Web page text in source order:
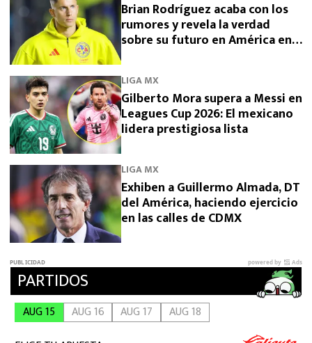
Brian Rodríguez acaba con los
rumores y revela la verdad
sobre su futuro en América en
LIGA MX
Gilberto Mora supera a Messi en
Leagues Cup 2026: El mexicano
lidera prestigiosa lista
LIGA MX
Exhiben a Guillermo Almada, DT
del América, haciendo ejercicio
en las calles de CDMX